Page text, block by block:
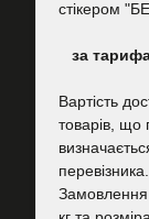
стікером
за
Вартість
товарів, що
перевізника.